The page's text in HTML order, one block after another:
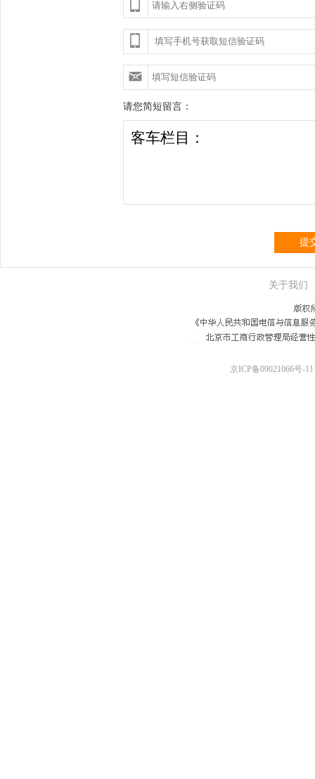
请您简短留言：
提
关于我们
京ICP备09021066号-11